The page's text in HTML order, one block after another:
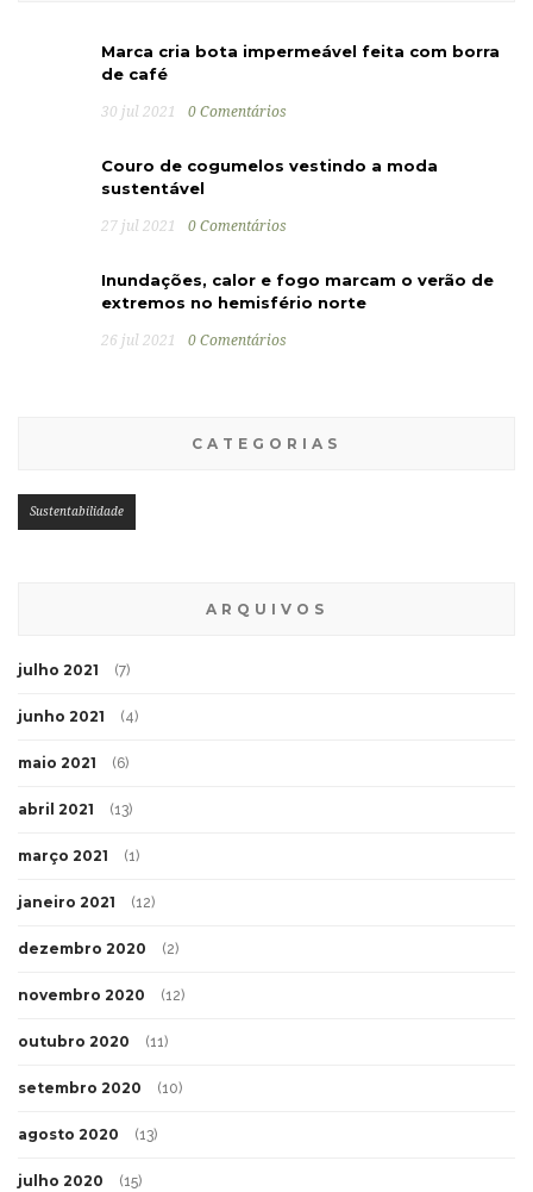
Marca cria bota impermeável feita com borra
de café
30 jul 2021 0 Comentários
Couro de cogumelos vestindo a moda
sustentável
27 jul 2021 0 Comentários
Inundações, calor e fogo marcam o verão de
extremos no hemisfério norte
26 jul 2021 0 Comentários
CATEGORIAS
Sustentabilidade
ARQUIVOS
julho 2021 (7)
junho 2021 (4)
maio 2021 (6)
abril 2021 (13)
março 2021 (1)
janeiro 2021 (12)
dezembro 2020 (2)
novembro 2020 (12)
outubro 2020 (11)
setembro 2020 (10)
agosto 2020 (13)
julho 2020 (15)